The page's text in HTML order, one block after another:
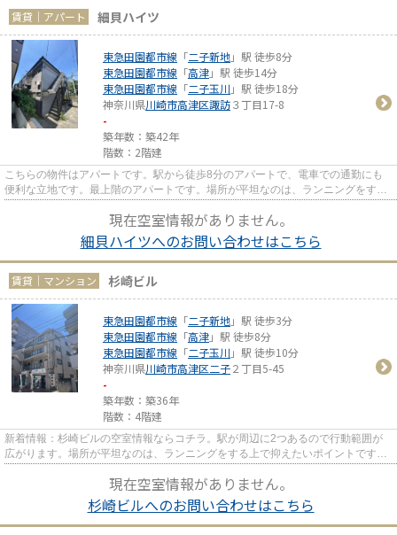
賃貸｜アパート 細貝ハイツ
東急田園都市線 「二子新地」駅 徒歩8分
東急田園都市線 「高津」駅 徒歩14分
東急田園都市線 「二子玉川 」駅 徒歩18分
神奈川県川崎市高津区諏訪３丁目17-8
-
築年数：築42年
階数：2階建
こちらの物件はアパートです。駅から徒歩8分のアパートで、電車での通勤にも
便利な立地です。最上階のアパートです。場所が平坦なのは、ランニングをする
現在空室情報がありません。
細貝ハイツへのお問い合わせはこちら
賃貸｜マンション 杉崎ビル
東急田園都市線 「二子新地」駅 徒歩3分
東急田園都市線 「高津」駅 徒歩8分
東急田園都市線 「二子玉川 」駅 徒歩10分
神奈川県川崎市高津区二子２丁目5-45
-
築年数：築36年
階数：4階建
新着情報：杉崎ビルの空室情報ならコチラ。駅が周辺に2つあるので行動範囲が
広がります。場所が平坦なのは、ランニングをする上で抑えたいポイントです
現在空室情報がありません。
杉崎ビルへのお問い合わせはこちら